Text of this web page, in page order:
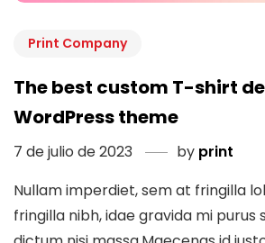
Print Company
The best custom T-shirt
WordPress theme
7 de julio de 2023 by print
Nullam imperdiet, sem at fringilla
fringilla nibh, idae gravida mi purus